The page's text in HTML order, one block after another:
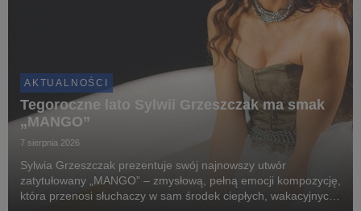
AKTUALNOŚCI
Tegoroczne lato Sylwii Grzeszczak ma smak
„MANGO”
7 sierpnia 2026
Sylwia Grzeszczak prezentuje swój najnowszy utwór
zatytułowany „MANGO” – zmysłową, pełną emocji kompozycję,
która przenosi słuchaczy w sam środek ciepłych, wakacyjnych